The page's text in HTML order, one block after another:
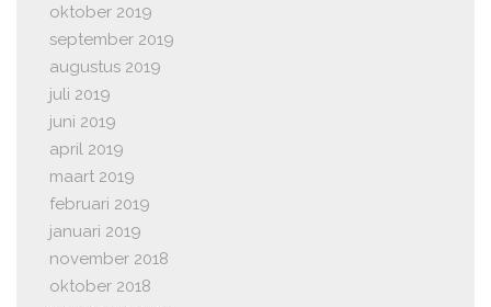
oktober 2019
september 2019
augustus 2019
juli 2019
juni 2019
april 2019
maart 2019
februari 2019
januari 2019
november 2018
oktober 2018